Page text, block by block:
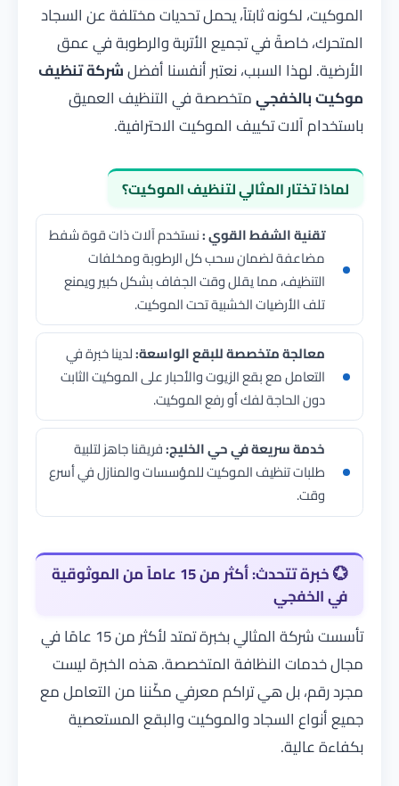
الموكيت، لكونه ثابتاً، يحمل تحديات مختلفة عن السجاد
المتحرك، خاصةً في تجميع الأتربة والرطوبة في عمق
الأرضية. لهذا السبب، نعتبر أنفسنا أفضلشركة تنظيف
موكيت بالخفجيمتخصصة في التنظيف العميق
باستخدام آلات تكييف الموكيت الاحترافية.
لماذا تختار المثالي لتنظيف الموكيت؟
تقنية الشفط القوي :نستخدم آلات ذات قوة شفط
مضاعفة لضمان سحب كل الرطوبة ومخلفات
التنظيف، مما يقلل وقت الجفاف بشكل كبير ويمنع
تلف الأرضيات الخشبية تحت الموكيت.
معالجة متخصصة للبقع الواسعة:لدينا خبرة في
التعامل مع بقع الزيوت والأحبار على الموكيت الثابت
دون الحاجة لفك أو رفع الموكيت.
خدمة سريعة في حي الخليج:فريقنا جاهز لتلبية
طلبات تنظيف الموكيت للمؤسسات والمنازل في أسرع
وقت.
💮 خبرة تتحدث: أكثر من 15 عاماً من الموثوقية
في الخفجي
تأسستشركة المثالي
بخبرة تمتد لأكثر من 15 عامًا في
مجال خدمات النظافة المتخصصة. هذه الخبرة ليست
مجرد رقم، بل هي تراكم معرفي مكّننا من التعامل مع
جميع أنواع السجاد والموكيت والبقع المستعصية
بكفاءة عالية.